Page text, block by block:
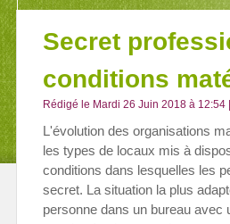
Secret
conditions
Rédigé le Mardi 26 Juin 2018 à 12:54
L'évolution des organisations
les types de locaux mis à
conditions dans lesquelles les
secret. La situation la plus
personne dans un bureau avec